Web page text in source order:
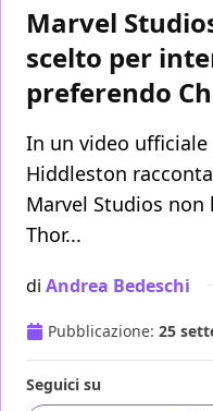
Marvel
scelto per
preferendo
In un video ufficiale
Hiddleston
Marvel Studios
Thor...
di Andrea Bedeschi
Pubblicazione: 25
Seguici su